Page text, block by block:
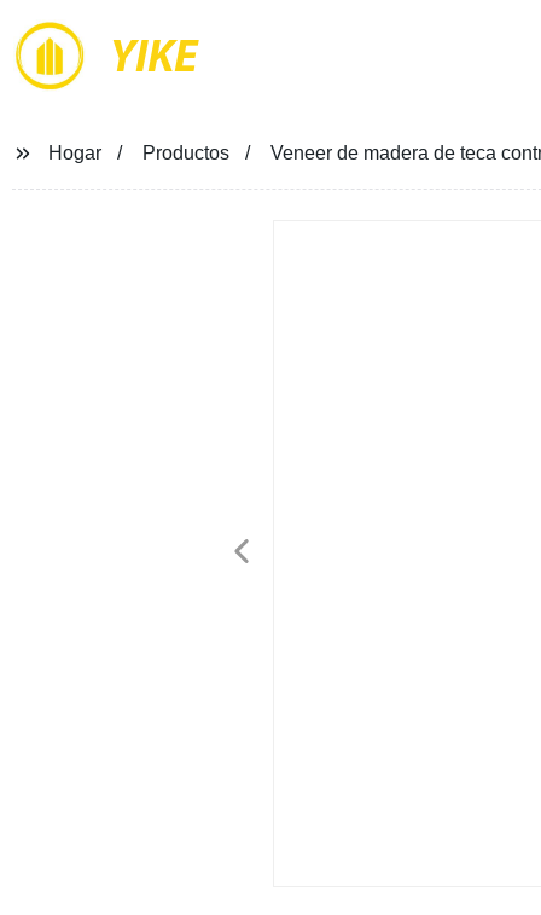
YIKE
Hogar Productos Veneer de madera de teca